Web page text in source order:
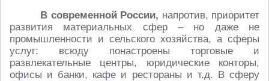
В современной России, напротив, приоритет
развития материальных сфер – но даже не
промышленности и сельского хозяйства, а сферы
услуг: всюду понастроены торговые и
развлекательные центры, юридические конторы,
офисы и банки, кафе и рестораны и т.д. В сферу